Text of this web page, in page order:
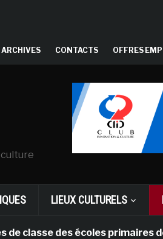
ARCHIVES CONTACTS OFFRES
LIEUX CULTURELS
des écoles primaires des